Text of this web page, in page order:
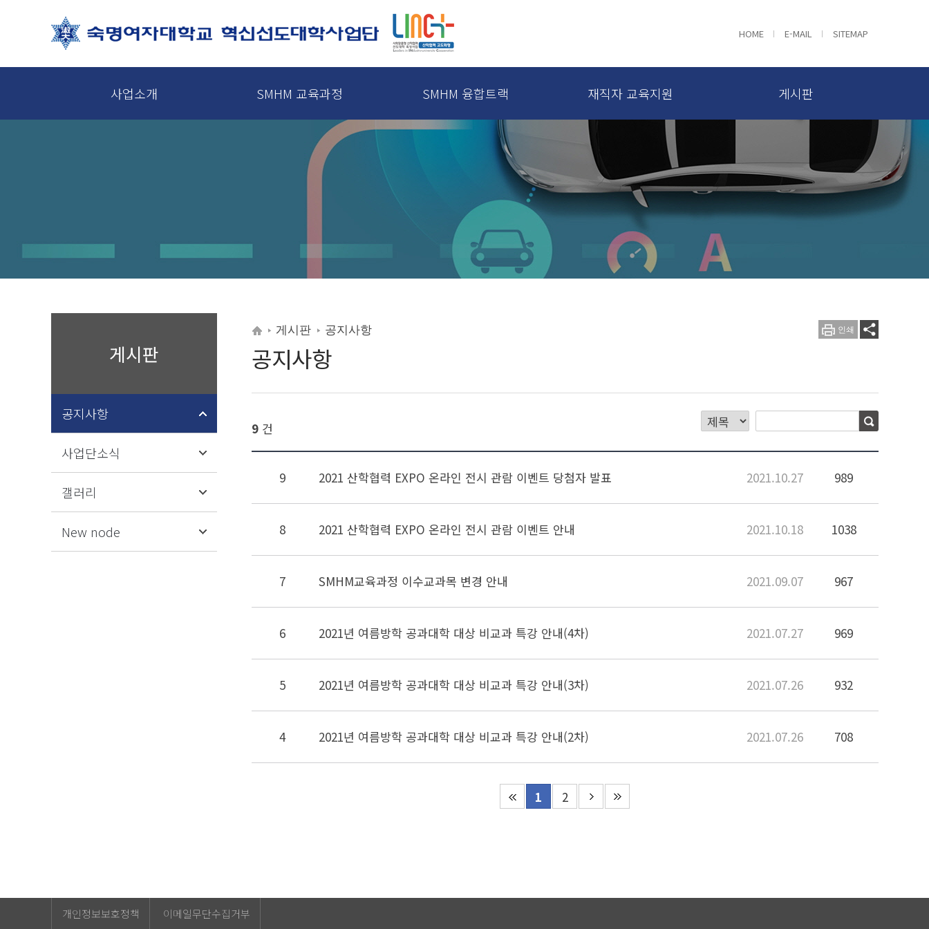
HOME E-MAIL SITEMAP
사업소개 SMHM 교육과정
이수체계도 및 교육과정목록 이수조건 및 절차
SMHM 융합트랙
융합트랙 B
재직자 교육지원
재직자 교육지원
게시판
공지사항 사업단소식
게시판
공지사항
사업단소식
갤러리
New node
게시판
사업소
개
SMHM
교육과
SMHM
융합트
재직자
게시판
맵
공지사항
공지사항
New
node
인쇄
공지사항
9건
9 2021 산학협력 EXPO 온라인 전시 관람 이벤트 당첨자 발표 2021.10.27 989
8 2021 산학협력 EXPO 온라인 전시 관람 이벤트 안내 2021.10.18 1038
7 SMHM교육과정 이수교과목 변경 안내 2021.09.07 967
6 2021년 여름방학 공과대학 대상 비교과 특강 안내(4차) 2021.07.27 969
5 2021년 여름방학 공과대학 대상 비교과 특강 안내(3차) 2021.07.26 932
4 2021년 여름방학 공과대학 대상 비교과 특강 안내(2차) 2021.07.26 708
1 2
개인정보보호정책 이메일무단수집거부